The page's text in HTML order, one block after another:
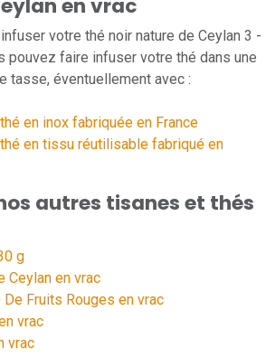
votre thé noir nature de Ceylan 3 -
pouvez faire infuser votre thé dans une
tasse, éventuellement avec :
en inox fabriquée en France
en tissu réutilisable fabriqué en
autres tisanes et thés
g
Ceylan en vrac
De Fruits Rouges en vrac
vrac
vrac